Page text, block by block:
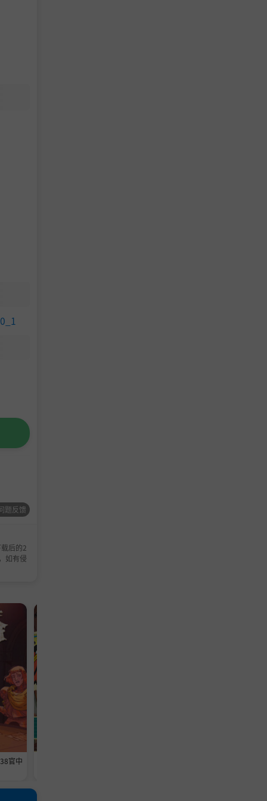
对了
题反馈
后的2
如有侵
官中